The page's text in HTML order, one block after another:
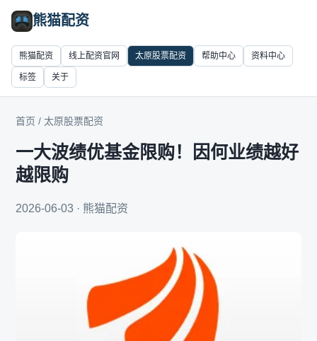
熊猫配资
熊猫配资 线上配资官网 太原股票配资 帮助中心 资料中心
标签 关于
首页 / 太原股票配资
一大波绩优基金限购！因何业绩越好
越限购
2026-06-03 · 熊猫配资